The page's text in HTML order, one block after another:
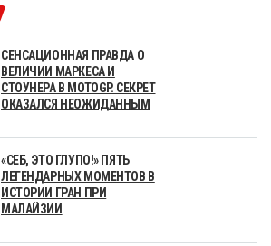
СЕНСАЦИОННАЯ ПРАВДА О
ВЕЛИЧИИ МАРКЕСА И
СТОУНЕРА В MOTOGP. СЕКРЕТ
ОКАЗАЛСЯ НЕОЖИДАННЫМ
«СЕБ, ЭТО ГЛУПО!» ПЯТЬ
ЛЕГЕНДАРНЫХ МОМЕНТОВ В
ИСТОРИИ ГРАН ПРИ
МАЛАЙЗИИ